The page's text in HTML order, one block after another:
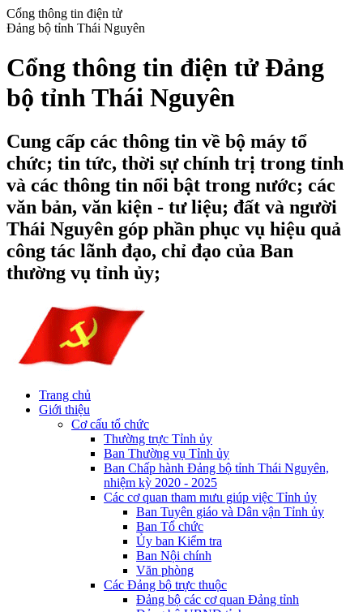
Cổng thông tin điện tử
Đảng bộ tỉnh Thái Nguyên
Cổng thông tin điện tử Đảng
bộ tỉnh Thái Nguyên
Cung cấp các thông tin về bộ máy tổ
chức; tin tức, thời sự chính trị trong tỉnh
và các thông tin nổi bật trong nước; các
văn bản, văn kiện - tư liệu; đất và người
Thái Nguyên góp phần phục vụ hiệu quả
công tác lãnh đạo, chỉ đạo của Ban
thường vụ tỉnh ủy;
Trang chủ
Giới thiệu
Cơ cấu tổ chức
Thường trực Tỉnh ủy
Ban Thường vụ Tỉnh ủy
Ban Chấp hành Đảng bộ tỉnh Thái Nguyên,
nhiệm kỳ 2020 - 2025
Các cơ quan tham mưu giúp việc Tỉnh ủy
Ban Tuyên giáo và Dân vận Tỉnh ủy
Ban Tổ chức
Ủy ban Kiểm tra
Ban Nội chính
Văn phòng
Các Đảng bộ trực thuộc
Đảng bộ các cơ quan Đảng tỉnh